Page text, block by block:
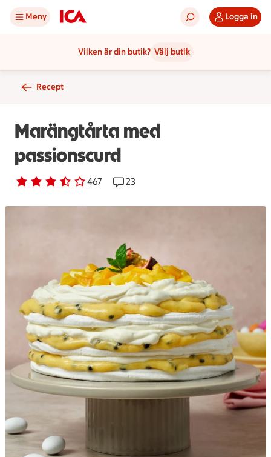
Meny Logga in
Vilken är din butik? Välj butik
Recept
Marängtårta med
passionscurd
Betyg 3.4 av 5. 467
467 personer har röstatReceptet har 23 kommentarer
23